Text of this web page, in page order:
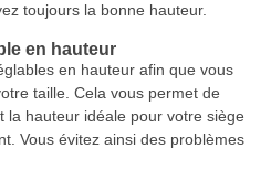
toujours la bonne hauteur.
en hauteur
en hauteur afin que vous
taille. Cela vous permet de
la hauteur idéale pour votre siège
Vous évitez ainsi des problèmes